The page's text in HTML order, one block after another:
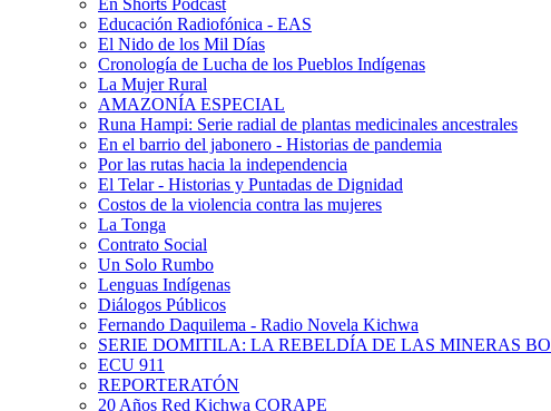
En Shorts Podcast
Educación Radiofónica - EAS
El Nido de los Mil Días
Cronología de Lucha de los Pueblos Indígenas
La Mujer Rural
AMAZONÍA ESPECIAL
Runa Hampi: Serie radial de plantas medicinales ancestrales
En el barrio del jabonero - Historias de pandemia
Por las rutas hacia la independencia
El Telar - Historias y Puntadas de Dignidad
Costos de la violencia contra las mujeres
La Tonga
Contrato Social
Un Solo Rumbo
Lenguas Indígenas
Diálogos Públicos
Fernando Daquilema - Radio Novela Kichwa
SERIE DOMITILA: LA REBELDÍA DE LAS MINERAS
ECU 911
REPORTERATÓN
20 Años Red Kichwa CORAPE